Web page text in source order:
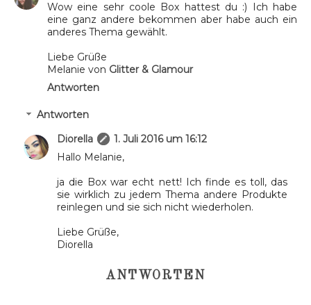
Wow eine sehr coole Box hattest du :) Ich habe
eine ganz andere bekommen aber habe auch ein
anderes Thema gewählt.
Liebe Grüße
Melanie von Glitter & Glamour
Antworten
Antworten
Diorella
1. Juli 2016 um 16:12
Hallo Melanie,
ja die Box war echt nett! Ich finde es toll, das
sie wirklich zu jedem Thema andere Produkte
reinlegen und sie sich nicht wiederholen.
Liebe Grüße,
Diorella
ANTWORTEN